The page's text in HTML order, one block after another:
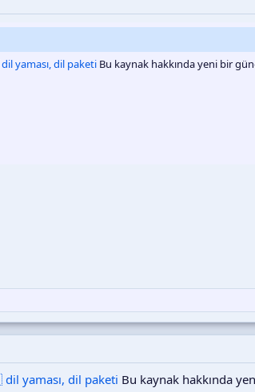
yaması, dil paketi Bu kaynak hakkında yeni bir
yaması, dil paketi Bu kaynak hakkında